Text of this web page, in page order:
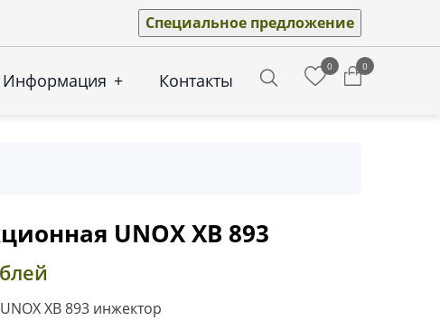
Специальное предложение
Информация + Контакты
0 0
UNOX XB 893
XB 893 инжектор